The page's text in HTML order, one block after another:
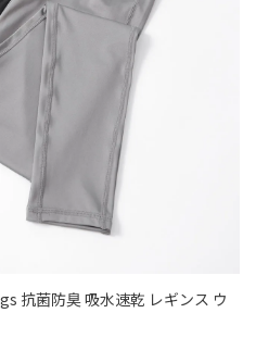
抗菌防臭 吸水速乾 レギンス ウ